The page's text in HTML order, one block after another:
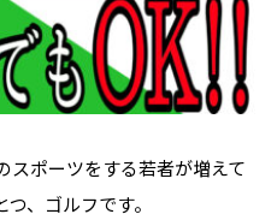
スポーツをする若者が増えて
、ゴルフです。